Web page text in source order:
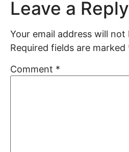
Leave a Reply
Your email address will not
Required fields are marked
Comment *